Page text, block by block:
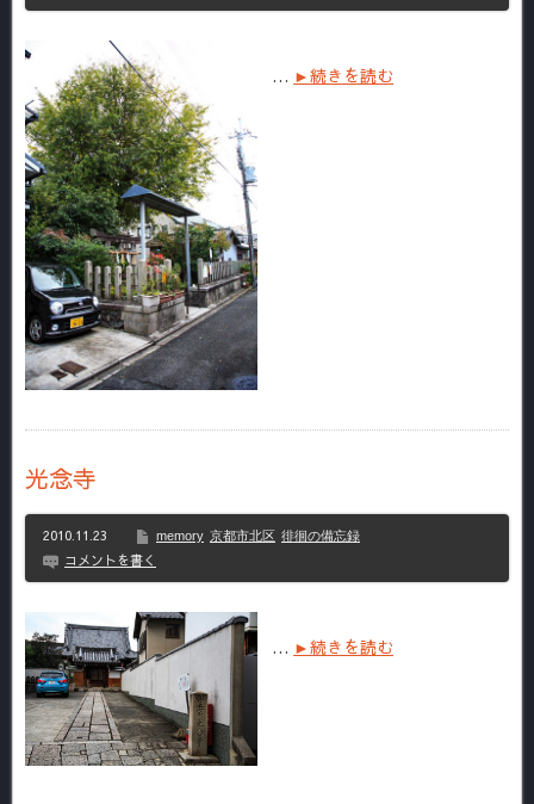
… ►続きを読む
光念寺
2010.11.23 memory 京都市北区 徘徊の備忘録
コメントを書く
… ►続きを読む